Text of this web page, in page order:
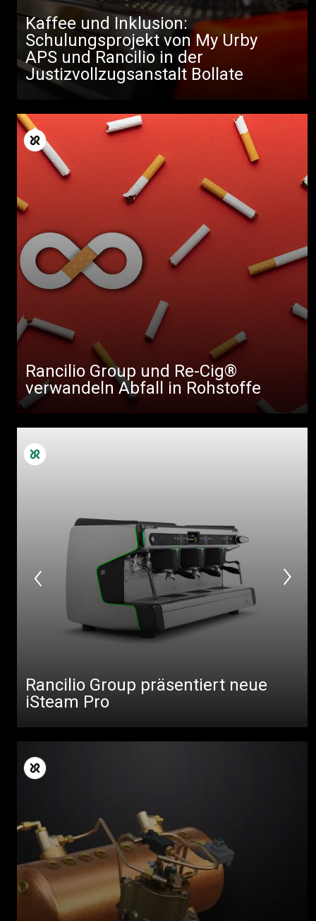
Kaffee und Inklusion:
Schulungsprojekt von My Urby
APS und Rancilio in der
Justizvollzugsanstalt Bollate
Rancilio Group und Re-Cig®
verwandeln Abfall in Rohstoffe
Rancilio Group präsentiert neue
iSteam Pro
Alle
Produkte
Nachrichten